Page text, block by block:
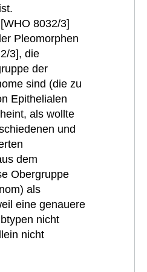
8032/3]
Pleomorphen
3], die
der
sind (die zu
Epithelialen
als wollte
und
dem
Obergruppe
als
eine genauere
nicht
nicht